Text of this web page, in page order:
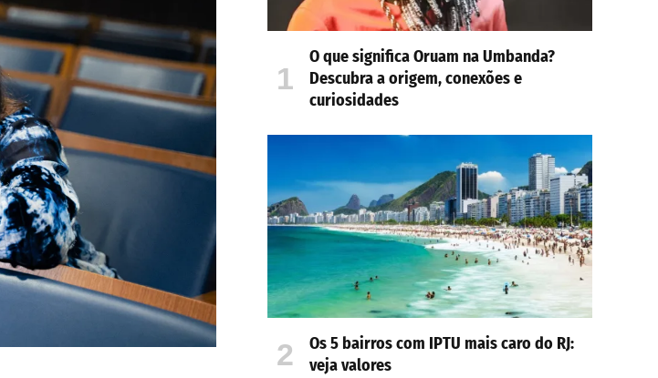
O que significa Oruam na Umbanda?
Descubra a origem, conexões e
curiosidades
Os 5 bairros com IPTU mais caro do RJ:
veja valores